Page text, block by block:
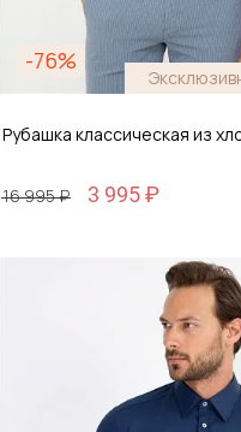
-76%
Рубашка классическая из
16 995 ₽ 3 995 ₽